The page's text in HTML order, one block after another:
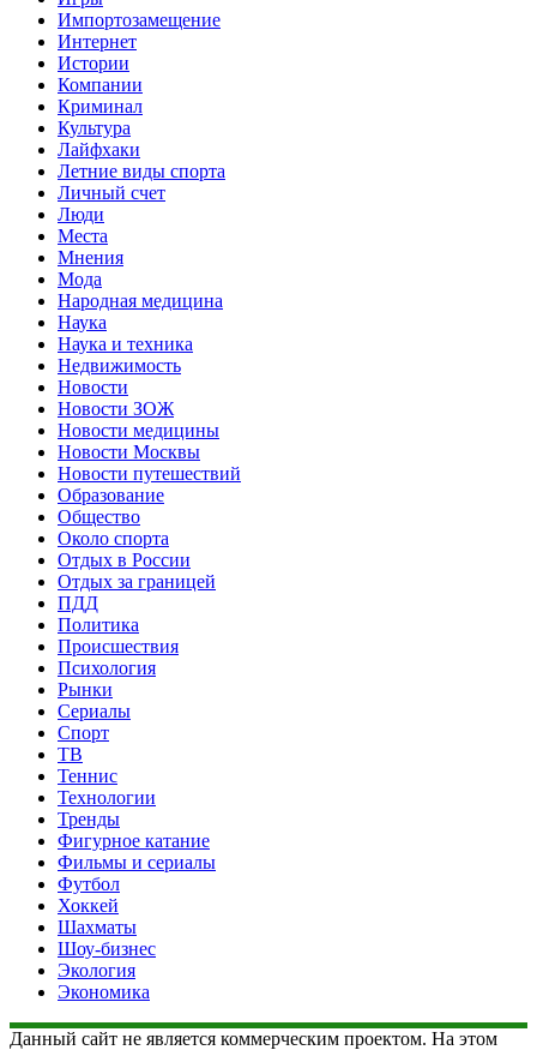
Импортозамещение
Интернет
Истории
Компании
Криминал
Культура
Лайфхаки
Летние виды спорта
Личный счет
Люди
Места
Мнения
Мода
Народная медицина
Наука
Наука и техника
Недвижимость
Новости
Новости ЗОЖ
Новости медицины
Новости Москвы
Новости путешествий
Образование
Общество
Около спорта
Отдых в России
Отдых за границей
ПДД
Политика
Происшествия
Психология
Рынки
Сериалы
Спорт
ТВ
Теннис
Технологии
Тренды
Фигурное катание
Фильмы и сериалы
Футбол
Хоккей
Шахматы
Шоу-бизнес
Экология
Экономика
Данный сайт не является коммерческим проектом. На этом